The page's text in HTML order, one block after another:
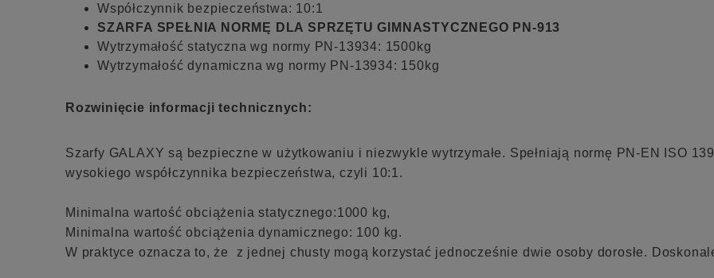
Współczynnik bezpieczeństwa: 10:1
SZARFA SPEŁNIA NORMĘ DLA SPRZĘTU GIMNASTYCZNEGO PN-913
Wytrzymałość statyczna wg normy PN-13934: 1500kg
Wytrzymałość dynamiczna wg normy PN-13934: 150kg
Rozwinięcie informacji technicznych:
Szarfy GALAXY są bezpieczne w użytkowaniu i niezwykle wytrzymałe. Spełniają normę PN-EN ISO
wysokiego współczynnika bezpieczeństwa, czyli 10:1.
Minimalna wartość obciążenia statycznego:1000 kg,
Minimalna wartość obciążenia dynamicznego: 100 kg.
W praktyce oznacza to, że z jednej chusty mogą korzystać jednocześnie dwie osoby dorosłe.